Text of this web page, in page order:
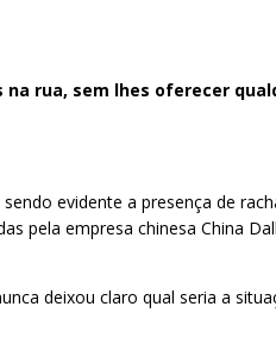
na rua, sem lhes oferecer
evidente a presença de
pela empresa chinesa China
deixou claro qual seria a